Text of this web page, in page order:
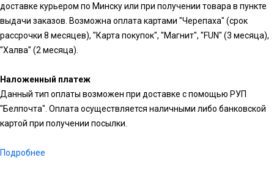
доставке курьером по Минску или при получении товара в пункте
выдачи заказов. Возможна оплата картами "Черепаха" (срок
рассрочки 8 месяцев), "Карта покупок", "Магнит", "FUN" (3 месяца),
"Халва" (2 месяца).
Наложенный платеж
Данный тип оплаты возможен при доставке с помощью РУП
"Белпочта". Оплата осуществляется наличными либо банковской
картой при получении посылки.
Подробнее